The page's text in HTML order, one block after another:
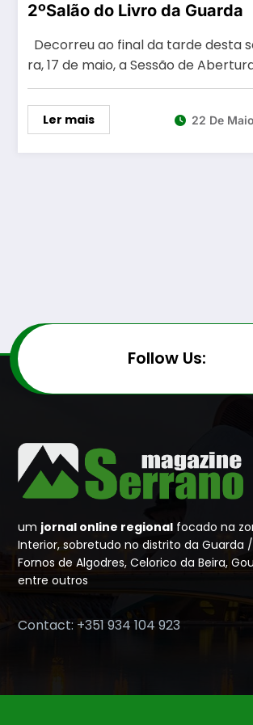
2ºSalão do Livro da Guarda
Decorreu ao final da tarde desta
ra, 17 de maio, a Sessão de
Ler mais 22 De
Follow Us:
um jornal online regional focado na
Interior, sobretudo no distrito da Guarda
Fornos de Algodres, Celorico da Beira,
entre outros
Contact: +351 934 104 923